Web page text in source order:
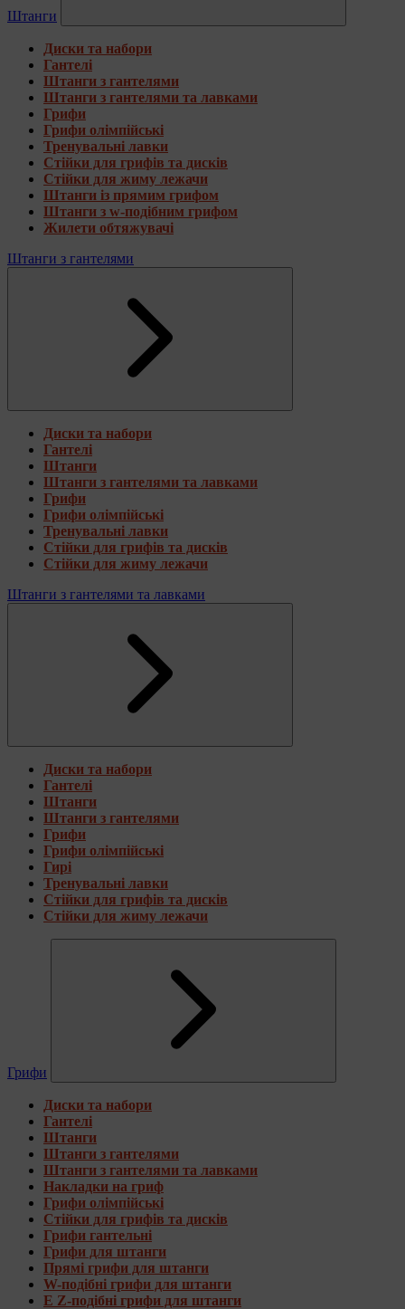
Штанги
Диски та набори
Гантелі
Штанги з гантелями
Штанги з гантелями та лавками
Грифи
Грифи олімпійські
Тренувальні лавки
Стійки для грифів та дисків
Стійки для жиму лежачи
Штанги із прямим грифом
Штанги з w-подібним грифом
Жилети обтяжувачі
Штанги з гантелями
Диски та набори
Гантелі
Штанги
Штанги з гантелями та лавками
Грифи
Грифи олімпійські
Тренувальні лавки
Стійки для грифів та дисків
Стійки для жиму лежачи
Штанги з гантелями та лавками
Диски та набори
Гантелі
Штанги
Штанги з гантелями
Грифи
Грифи олімпійські
Гирі
Тренувальні лавки
Стійки для грифів та дисків
Стійки для жиму лежачи
Грифи
Диски та набори
Гантелі
Штанги
Штанги з гантелями
Штанги з гантелями та лавками
Накладки на гриф
Грифи олімпійські
Стійки для грифів та дисків
Грифи гантельні
Грифи для штанги
Прямі грифи для штанги
W-подібні грифи для штанги
E Z-подібні грифи для штанги